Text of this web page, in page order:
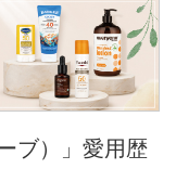
ブ）」愛用歴